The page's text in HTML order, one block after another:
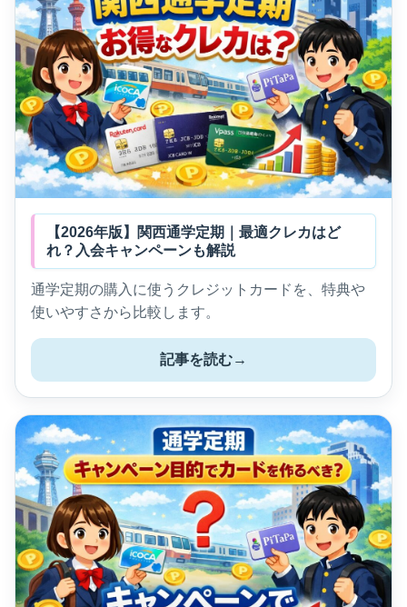
【2026年版】関西通学定期｜最適クレカはど
れ？入会キャンペーンも解説
通学定期の購入に使うクレジットカードを、特典や
使いやすさから比較します。
記事を読む→